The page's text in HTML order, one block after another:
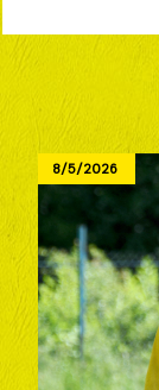
8/5/2026